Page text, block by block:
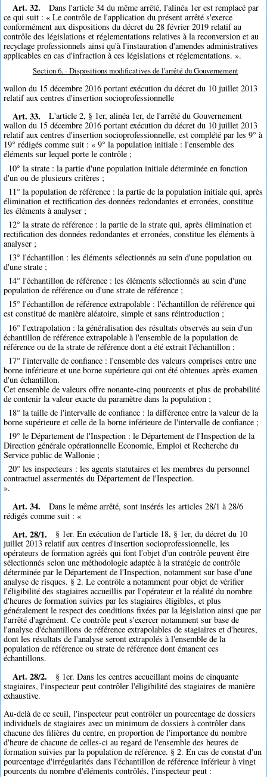
Art. 32.
Dans l'article 34 du même arrêté, l'alinéa 1er est remplacé par
ce qui suit : « Le contrôle de l'application du présent arrêté s'exerce
conformément aux dispositions du décret du 28 février 2019 relatif au
contrôle des législations et réglementations relatives à la reconversion et au
recyclage professionnels ainsi qu'à l'instauration d'amendes administratives
applicables en cas d'infraction à ces législations et réglementations. ».
Section 6. - Dispositions modificatives de l'arrêté du Gouvernement
wallon du 15 décembre 2016 portant exécution du décret du 10 juillet 2013
relatif aux centres d'insertion socioprofessionnelle
Art. 33.
L'article 2, § 1er, alinéa 1er, de l'arrêté du Gouvernement
wallon du 15 décembre 2016 portant exécution du décret du 10 juillet 2013
relatif aux centres d'insertion socioprofessionnelle, est complété par les 9° à
19° rédigés comme suit : « 9° la population initiale : l'ensemble des
éléments sur lequel porte le contrôle ;
10° la strate : la partie d'une population initiale déterminée en fonction
d'un ou de plusieurs critères ;
11° la population de référence : la partie de la population initiale qui, après
élimination et rectification des données redondantes et erronées, constitue
les éléments à analyser ;
12° la strate de référence : la partie de la strate qui, après élimination et
rectification des données redondantes et erronées, constitue les éléments à
analyser ;
13° l'échantillon : les éléments sélectionnés au sein d'une population ou
d'une strate ;
14° l'échantillon de référence : les éléments sélectionnés au sein d'une
population de référence ou d'une strate de référence ;
15° l'échantillon de référence extrapolable : l'échantillon de référence qui
est constitué de manière aléatoire, simple et sans réintroduction ;
16° l'extrapolation : la généralisation des résultats observés au sein d'un
échantillon de référence extrapolable à l'ensemble de la population de
référence ou de la strate de référence dont a été extrait l'échantillon ;
17° l'intervalle de confiance : l'ensemble des valeurs comprises entre une
borne inférieure et une borne supérieure qui ont été obtenues après examen
d'un échantillon.
Cet ensemble de valeurs offre nonante-cinq pourcents et plus de probabilité
de contenir la valeur exacte du paramètre dans la population ;
18° la taille de l'intervalle de confiance : la différence entre la valeur de la
borne supérieure et celle de la borne inférieure de l'intervalle de confiance ;
19° le Département de l'Inspection : le Département de l'Inspection de la
Direction générale opérationnelle Economie, Emploi et Recherche du
Service public de Wallonie ;
20° les inspecteurs : les agents statutaires et les membres du personnel
contractuel assermentés du Département de l'Inspection.
».
Art. 34.
Dans le même arrêté, sont insérés les articles 28/1 à 28/6
rédigés comme suit : «
Art. 28/1.
§ 1er. En exécution de l'article 18, § 1er, du décret du 10
juillet 2013 relatif aux centres d'insertion socioprofessionnelle, les
opérateurs de formation agréés qui font l'objet d'un contrôle peuvent être
sélectionnés selon une méthodologie adaptée à la stratégie de contrôle
déterminée par le Département de l'Inspection, notamment sur base d'une
analyse de risques. § 2. Le contrôle a notamment pour objet de vérifier
l'éligibilité des stagiaires accueillis par l'opérateur et la réalité du nombre
d'heures de formation suivies par les stagiaires éligibles, et plus
généralement le respect des conditions fixées par la législation ainsi que par
l'arrêté d'agrément. Ce contrôle peut s'exercer notamment sur base de
l'analyse d'échantillons de référence extrapolables de stagiaires et d'heures,
dont les résultats de l'analyse seront extrapolés à l'ensemble de la
population de référence ou strate de référence dont émanent ces
échantillons.
Art. 28/2.
§ 1er. Dans les centres accueillant moins de cinquante
stagiaires, l'inspecteur peut contrôler l'éligibilité des stagiaires de manière
exhaustive.
Au-delà de ce seuil, l'inspecteur peut contrôler un pourcentage de dossiers
individuels de stagiaires avec un minimum de dossiers à contrôler dans
chacune des filières du centre, en proportion de l'importance du nombre
d'heure de chacune de celles-ci au regard de l'ensemble des heures de
formation suivies par la population de référence. § 2. En cas de constat d'un
pourcentage d'irrégularités dans l'échantillon de référence inférieur à vingt
pourcents du nombre d'éléments contrôlés, l'inspecteur peut :